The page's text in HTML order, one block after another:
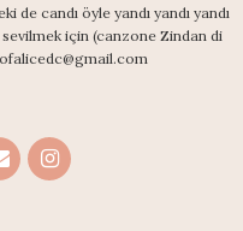
candı öyle yandı yandı yandı
için (canzone Zindan di